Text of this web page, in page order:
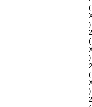
(
)
(
)
(
)